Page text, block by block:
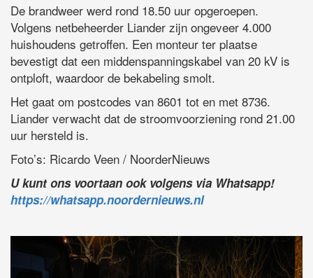
De brandweer werd rond 18.50 uur opgeroepen.
Volgens netbeheerder Liander zijn ongeveer 4.000
huishoudens getroffen. Een monteur ter plaatse
bevestigt dat een middenspanningskabel van 20 kV is
ontploft, waardoor de bekabeling smolt.
Het gaat om postcodes van 8601 tot en met 8736.
Liander verwacht dat de stroomvoorziening rond 21.00
uur hersteld is.
Foto’s: Ricardo Veen / NoorderNieuws
U kunt ons voortaan ook volgens via Whatsapp!
https://whatsapp.noordernieuws.nl